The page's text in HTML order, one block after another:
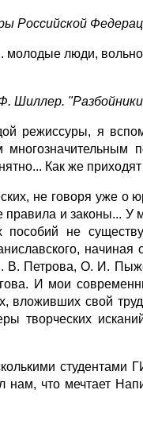
Российской
люди,
Шиллер.
режиссуры, я
Как же приходят
не говоря уже о
правила и законы...
пособий не
В. Петрова, О. И.
И мои
свой
творческих
студентами
нам, что мечтает